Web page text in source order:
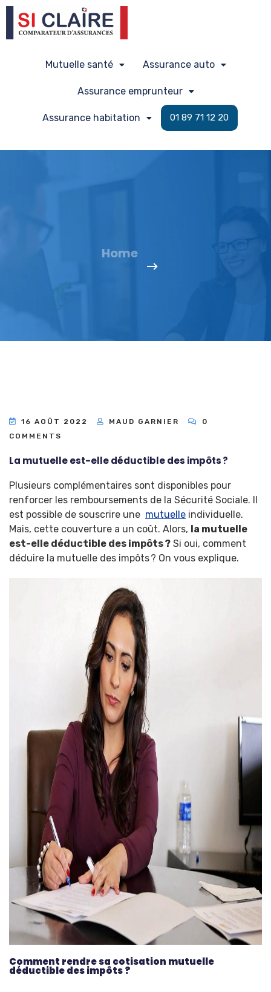
Mutuelle santé Assurance auto
Assurance emprunteur
Assurance habitation 01 89 71 12 20
Home
16 AOÛT 2022 MAUD GARNIER
0
COMMENTS
La mutuelle est-elle déductible des impôts ?
Plusieurs complémentaires sont disponibles pour
renforcer les remboursements de la Sécurité Sociale. Il
est possible de souscrire une mutuelle individuelle.
Mais, cette couverture a un coût. Alors, la mutuelle
est-elle déductible des impôts ? Si oui, comment
déduire la mutuelle des impôts ? On vous explique.
Comment rendre sa cotisation mutuelle
déductible des impôts ?